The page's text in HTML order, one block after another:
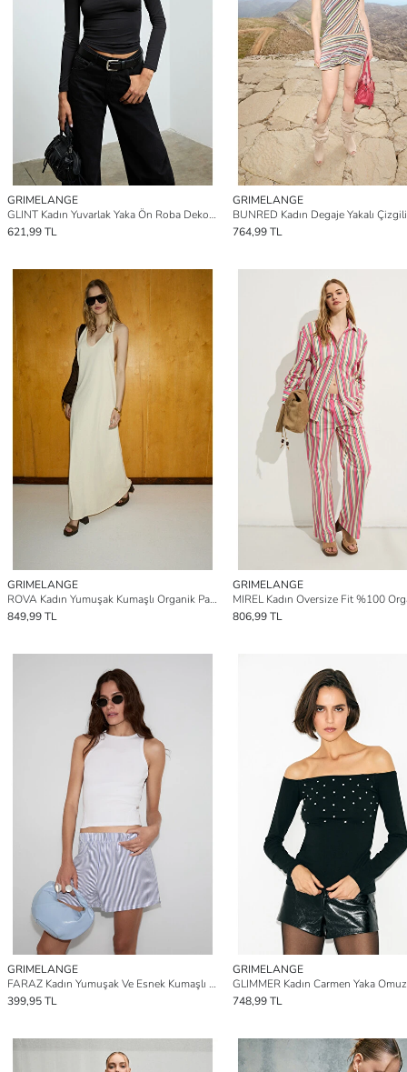
GRIMELANGE
GLINT Kadın Yuvarlak Yaka Ön Roba Dekolteli Vücuda Oturan Esnek Kumaşlı SİYAH Bluz
621,99 TL
GRIMELANGE
764,99 TL
GRIMELANGE
ROVA Kadın Yumuşak Kumaşlı Organik Pamuklu Halter Yakalı Relaxed Uzun BEJ Elbise
849,99 TL
GRIMELANGE
806,99 TL
GRIMELANGE
FARAZ Kadın Yumuşak Ve Esnek Kumaşlı Halter Yaka Vücuda Oturan BEYAZ Atlet
399,95 TL
GRIMELANGE
748,99 TL